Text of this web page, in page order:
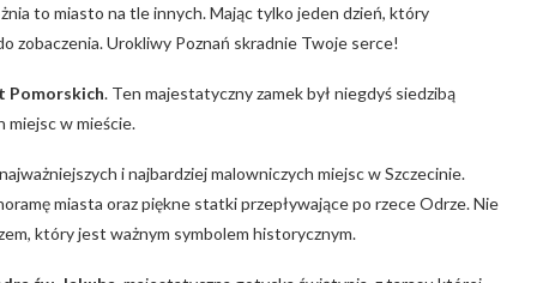
to miasto na tle innych. Mając tylko jeden dzień, który
zobaczenia. Urokliwy Poznań skradnie Twoje serce!
Pomorskich. Ten majestatyczny zamek był niegdyś siedzibą
miejsc w mieście.
i najbardziej malowniczych miejsc w Szczecinie.
miasta oraz piękne statki przepływające po rzece Odrze. Nie
który jest ważnym symbolem historycznym.